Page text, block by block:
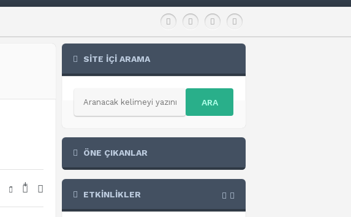
- +
SİTE İÇİ ARAMA
ARA
ÖNE ÇIKANLAR
ETKİNLİKLER